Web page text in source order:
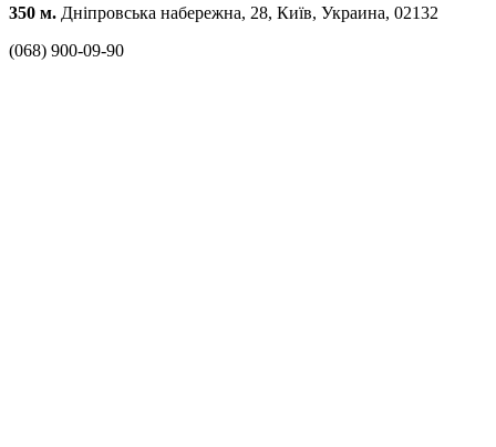
350 м. Дніпровська набережна, 28, Київ, Украина, 02132
(068) 900-09-90